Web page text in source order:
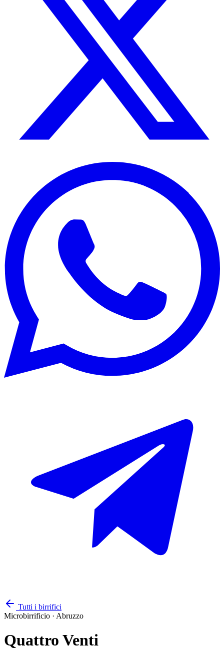
Tutti i birrifici
Microbirrificio · Abruzzo
Quattro Venti